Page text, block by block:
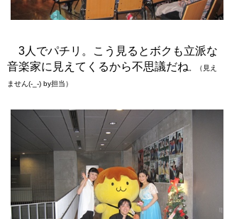
3人でパチリ。こう見るとボクも立派な
音楽家に見えてくるから不思議だね。（見え
ません(-_-) by担当）